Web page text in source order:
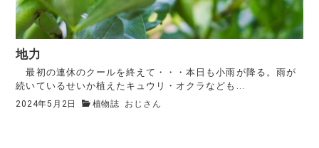
地力
最初の連休のクールを終えて・・・本日も小雨が降る。雨が
続いているせいか植えたキュウリ・オクラなども...
2024年5月2日 植物誌 おじさん